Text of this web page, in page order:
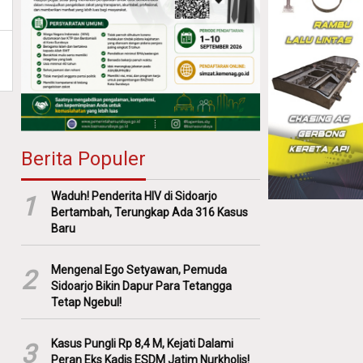
Berita Populer
1
Waduh! Penderita HIV di Sidoarjo
Bertambah, Terungkap Ada 316 Kasus
Baru
2
Mengenal Ego Setyawan, Pemuda
Sidoarjo Bikin Dapur Para Tetangga
Tetap Ngebul!
3
Kasus Pungli Rp 8,4 M, Kejati Dalami
Peran Eks Kadis ESDM Jatim Nurkholis!